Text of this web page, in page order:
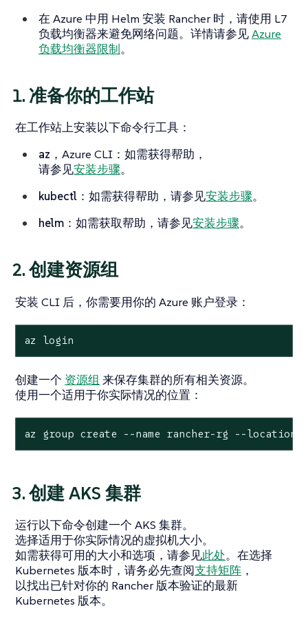
在 Azure 中用 Helm 安装 Rancher 时，请使用 L7
负载均衡器来避免网络问题。详情请参见Azure
负载均衡器限制。
1. 准备你的工作站
在工作站上安装以下命令行工具：
az ，Azure CLI：如需获得帮助，
请参见安装步骤。
kubectl ：如需获得帮助，请参见安装步骤。
helm ：如需获取帮助，请参见安装步骤。
2. 创建资源组
安装 CLI 后，你需要用你的 Azure 账户登录：
az login
创建一个 资源组 来保存集群的所有相关资源。
使用一个适用于你实际情况的位置：
az group create --name rancher-rg --location
3. 创建 AKS 集群
运行以下命令创建一个 AKS 集群。
选择适用于你实际情况的虚拟机大小。
如需获得可用的大小和选项，请参见此处。在选择
Kubernetes 版本时，请务必先查阅支持矩阵 ，
以找出已针对你的 Rancher 版本验证的最新
Kubernetes 版本。